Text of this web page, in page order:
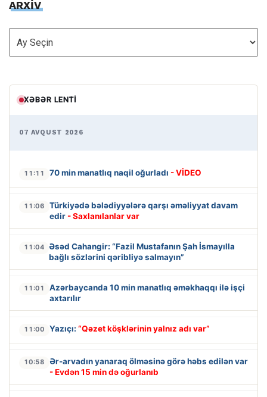
ARXİV
ARXİV
XƏBƏR LENTI
07 AVQUST 2026
11:11 70 min manatlıq naqil oğurladı - VİDEO
11:06
Türkiyədə bələdiyyələrə qarşı əməliyyat davam
edir - Saxlanılanlar var
11:04
Əsəd Cahangir: “Fazil Mustafanın Şah İsmayılla
bağlı sözlərini qəribliyə salmayın”
11:01
Azərbaycanda 10 min manatlıq əməkhaqqı ilə işçi
axtarılır
11:00 Yazıçı: “Qəzet köşklərinin yalnız adı var”
10:58
Ər-arvadın yanaraq ölməsinə görə həbs edilən var
- Evdən 15 min də oğurlanıb